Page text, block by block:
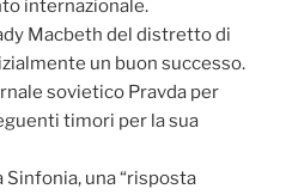
internazionale.
Macbeth del distretto di
un buon successo.
sovietico Pravda per
timori per la sua
Sinfonia, una “risposta